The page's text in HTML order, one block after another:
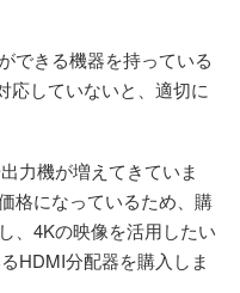
できる機器を持っている
応していないと、適切に
力機が増えてきていま
格になっているため、購
、4Kの映像を活用したい
HDMI分配器を購入しま